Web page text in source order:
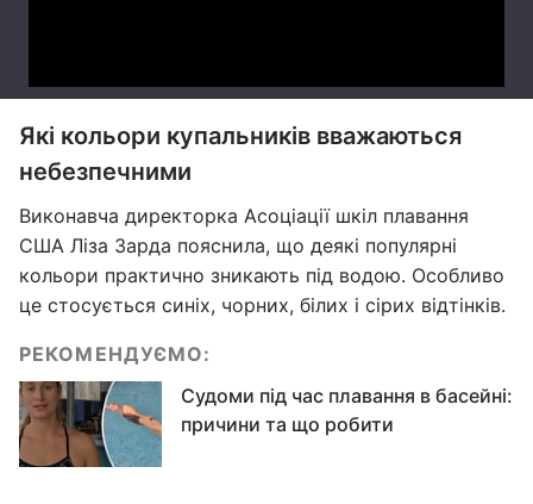
Які кольори купальників вважаються
небезпечними
Виконавча директорка Асоціації шкіл плавання
США Ліза Зарда пояснила, що деякі популярні
кольори практично зникають під водою. Особливо
це стосується синіх, чорних, білих і сірих відтінків.
РЕКОМЕНДУЄМО:
Судоми під час плавання в басейні:
причини та що робити